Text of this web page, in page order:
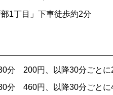
1丁目」下車徒歩約2分
分 200円、以降30分ごとに
分 460円、以降30分ごとに